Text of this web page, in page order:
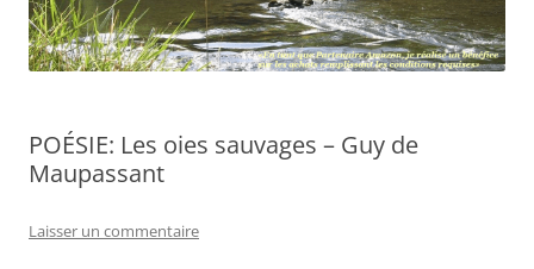
POÉSIE: Les oies sauvages – Guy de
Maupassant
Laisser un commentaire